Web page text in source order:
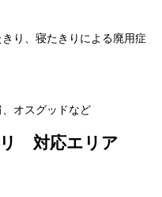
り、寝たきりによる廃用症
オスグッドなど
対応エリア